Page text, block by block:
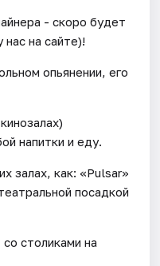
- скоро будет
на сайте)!
опьянении, его
напитки и еду.
залах, как: «Pulsar»
посадкой
столиками на